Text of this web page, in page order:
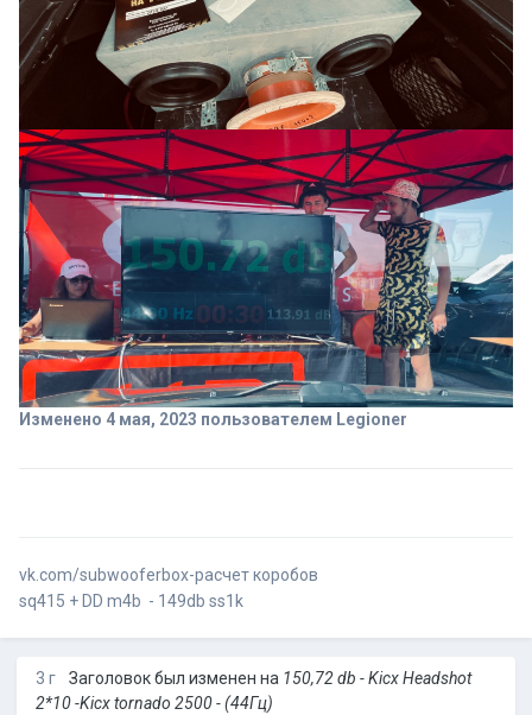
Изменено 4 мая, 2023 пользователем Legioner
vk.com/subwooferbox-расчет коробов
sq415 + DD m4b - 149db ss1k
3 г Заголовок был изменен на 150,72 db - Kicx Headshot
2*10 -Kicx tornado 2500 - (44Гц)